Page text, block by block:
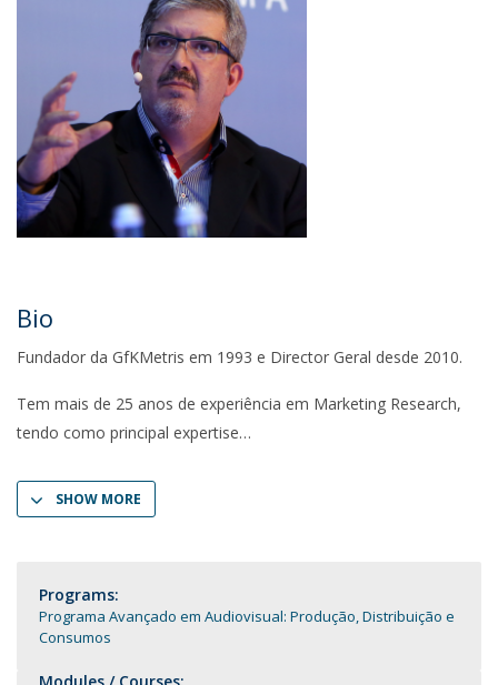
Bio
Fundador da GfKMetris em 1993 e Director Geral desde 2010.
Tem mais de 25 anos de experiência em Marketing Research,
tendo como principal expertise
SHOW MORE
Programs:
Programa Avançado em Audiovisual: Produção, Distribuição e
Consumos